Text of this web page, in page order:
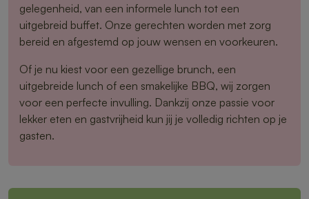
gelegenheid, van een informele lunch tot een
uitgebreid buffet. Onze gerechten worden met zorg
bereid en afgestemd op jouw wensen en voorkeuren.
Of je nu kiest voor een gezellige brunch, een
uitgebreide lunch of een smakelijke BBQ, wij zorgen
voor een perfecte invulling. Dankzij onze passie voor
lekker eten en gastvrijheid kun jij je volledig richten op je
gasten.